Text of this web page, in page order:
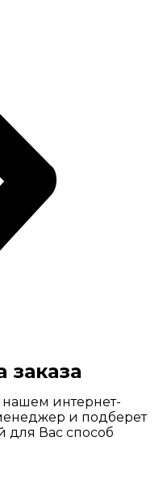
заказа
интернет-
и подберет
Вас способ